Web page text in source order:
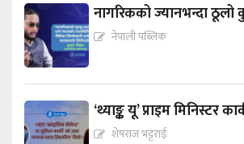
नागरिकको ज्यानभन्दा ठूलो
नेपाली पब्लिक
‘थ्याङ्क यू’ प्राइम मिनिस्टर
शेषराज भट्टराई